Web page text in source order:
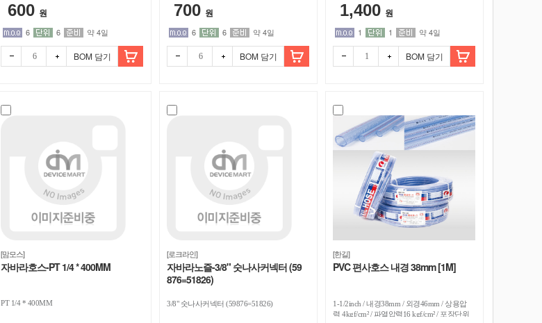
빼기 더하 빼기 더하 빼기 더하
600 원
6 6 약 4일
BOM 담기
700 원
6 6 약 4일
BOM 담기
1,400 원
1 1 약 4일
BOM 담기
[맘모스]
자바라호스-PT 1/4 * 400MM
PT 1/4 * 400MM
[로크라인]
자바라노즐-3/8" 숫나사커넥터 (59
876=51826)
3/8" 숫나사커넥터 (59876=51826)
[한길]
PVC 편사호스 내경 38mm [1M]
1-1/2inch / 내경38mm / 외경46mm / 상용압
력 4kgf/cm² / 파열압력16 kgf/cm² / 포장단위